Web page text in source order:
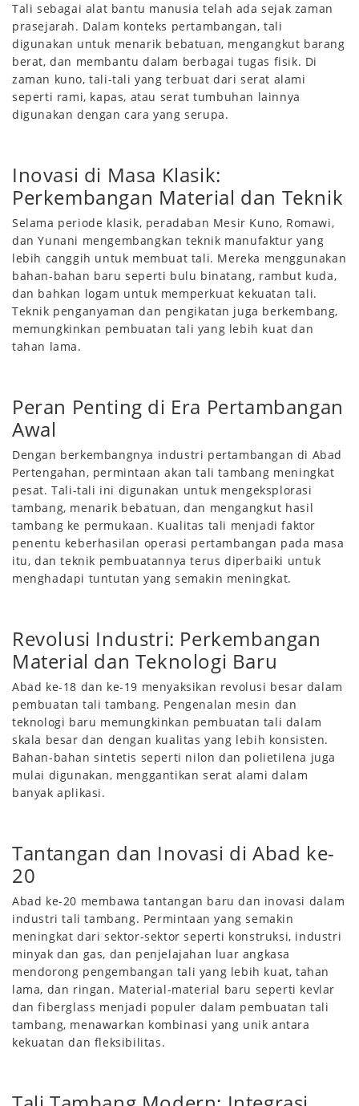
Tali sebagai alat bantu manusia telah ada sejak zaman
prasejarah. Dalam konteks pertambangan, tali
digunakan untuk menarik bebatuan, mengangkut barang
berat, dan membantu dalam berbagai tugas fisik. Di
zaman kuno, tali-tali yang terbuat dari serat alami
seperti rami, kapas, atau serat tumbuhan lainnya
digunakan dengan cara yang serupa.
Inovasi di Masa Klasik:
Perkembangan Material dan Teknik
Selama periode klasik, peradaban Mesir Kuno, Romawi,
dan Yunani mengembangkan teknik manufaktur yang
lebih canggih untuk membuat tali. Mereka menggunakan
bahan-bahan baru seperti bulu binatang, rambut kuda,
dan bahkan logam untuk memperkuat kekuatan tali.
Teknik penganyaman dan pengikatan juga berkembang,
memungkinkan pembuatan tali yang lebih kuat dan
tahan lama.
Peran Penting di Era Pertambangan
Awal
Dengan berkembangnya industri pertambangan di Abad
Pertengahan, permintaan akan tali tambang meningkat
pesat. Tali-tali ini digunakan untuk mengeksplorasi
tambang, menarik bebatuan, dan mengangkut hasil
tambang ke permukaan. Kualitas tali menjadi faktor
penentu keberhasilan operasi pertambangan pada masa
itu, dan teknik pembuatannya terus diperbaiki untuk
menghadapi tuntutan yang semakin meningkat.
Revolusi Industri: Perkembangan
Material dan Teknologi Baru
Abad ke-18 dan ke-19 menyaksikan revolusi besar dalam
pembuatan tali tambang. Pengenalan mesin dan
teknologi baru memungkinkan pembuatan tali dalam
skala besar dan dengan kualitas yang lebih konsisten.
Bahan-bahan sintetis seperti nilon dan polietilena juga
mulai digunakan, menggantikan serat alami dalam
banyak aplikasi.
Tantangan dan Inovasi di Abad ke-
20
Abad ke-20 membawa tantangan baru dan inovasi dalam
industri tali tambang. Permintaan yang semakin
meningkat dari sektor-sektor seperti konstruksi, industri
minyak dan gas, dan penjelajahan luar angkasa
mendorong pengembangan tali yang lebih kuat, tahan
lama, dan ringan. Material-material baru seperti kevlar
dan fiberglass menjadi populer dalam pembuatan tali
tambang, menawarkan kombinasi yang unik antara
kekuatan dan fleksibilitas.